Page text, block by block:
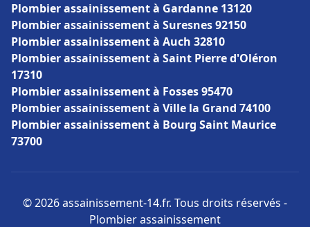
Plombier assainissement à Gardanne 13120
Plombier assainissement à Suresnes 92150
Plombier assainissement à Auch 32810
Plombier assainissement à Saint Pierre d'Oléron
17310
Plombier assainissement à Fosses 95470
Plombier assainissement à Ville la Grand 74100
Plombier assainissement à Bourg Saint Maurice
73700
© 2026 assainissement-14.fr. Tous droits réservés -
Plombier assainissement